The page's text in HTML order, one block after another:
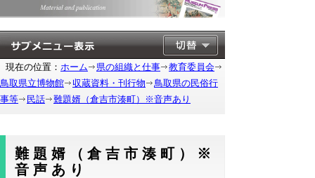
現在の位置： ホーム 県の組織と仕事
教育委員会
鳥取県立博物館
収蔵資料・刊行物
鳥取県の民俗行
事等
民話 難題婿（倉吉市湊町）※音声あり
難題婿（倉吉市湊町）※
音声あり